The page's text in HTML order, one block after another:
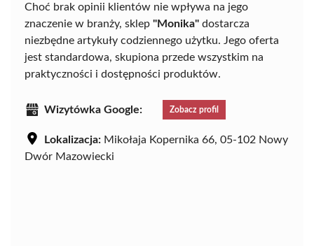
Choć brak opinii klientów nie wpływa na jego
znaczenie w branży, sklep "Monika" dostarcza
niezbędne artykuły codziennego użytku. Jego oferta
jest standardowa, skupiona przede wszystkim na
praktyczności i dostępności produktów.
Wizytówka Google: Zobacz profil
Lokalizacja: Mikołaja Kopernika 66, 05-102 Nowy
Dwór Mazowiecki